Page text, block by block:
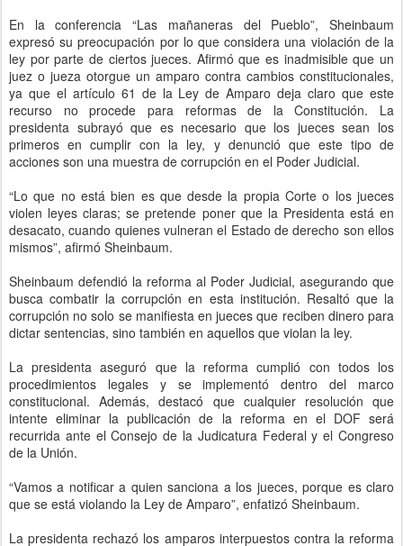
En la conferencia “Las mañaneras del Pueblo”, Sheinbaum
expresó su preocupación por lo que considera una violación de la
ley por parte de ciertos jueces. Afirmó que es inadmisible que un
juez o jueza otorgue un amparo contra cambios constitucionales,
ya que el artículo 61 de la Ley de Amparo deja claro que este
recurso no procede para reformas de la Constitución. La
presidenta subrayó que es necesario que los jueces sean los
primeros en cumplir con la ley, y denunció que este tipo de
acciones son una muestra de corrupción en el Poder Judicial.
“Lo que no está bien es que desde la propia Corte o los jueces
violen leyes claras; se pretende poner que la Presidenta está en
desacato, cuando quienes vulneran el Estado de derecho son ellos
mismos”, afirmó Sheinbaum.
Sheinbaum defendió la reforma al Poder Judicial, asegurando que
busca combatir la corrupción en esta institución. Resaltó que la
corrupción no solo se manifiesta en jueces que reciben dinero para
dictar sentencias, sino también en aquellos que violan la ley.
La presidenta aseguró que la reforma cumplió con todos los
procedimientos legales y se implementó dentro del marco
constitucional. Además, destacó que cualquier resolución que
intente eliminar la publicación de la reforma en el DOF será
recurrida ante el Consejo de la Judicatura Federal y el Congreso
de la Unión.
“Vamos a notificar a quien sanciona a los jueces, porque es claro
que se está violando la Ley de Amparo”, enfatizó Sheinbaum.
La presidenta rechazó los amparos interpuestos contra la reforma